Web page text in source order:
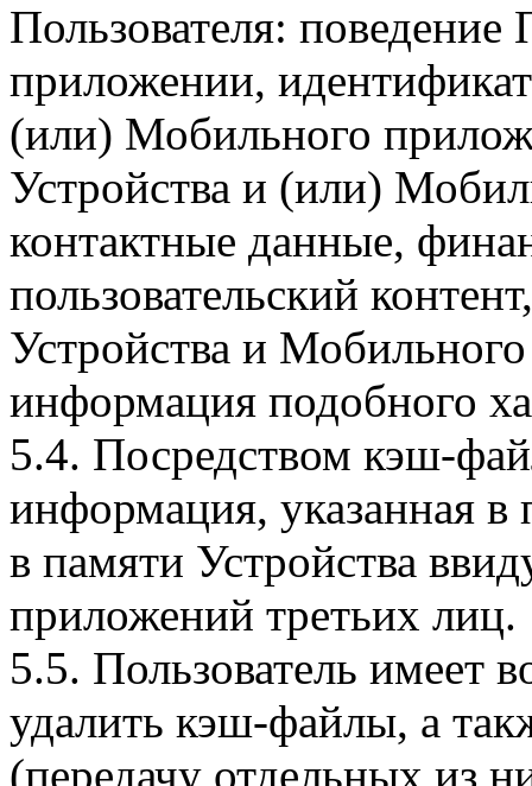
Пользователя:
приложении,
(или) Мобильного
Устройства и (или)
контактные данные,
пользовательский
Устройства и
информация подобного
5.4. Посредством кэш-
информация, указанная в
в памяти Устройства
приложений третьих лиц.
5.5. Пользователь имеет
удалить кэш-файлы, а
(передачу отдельных из